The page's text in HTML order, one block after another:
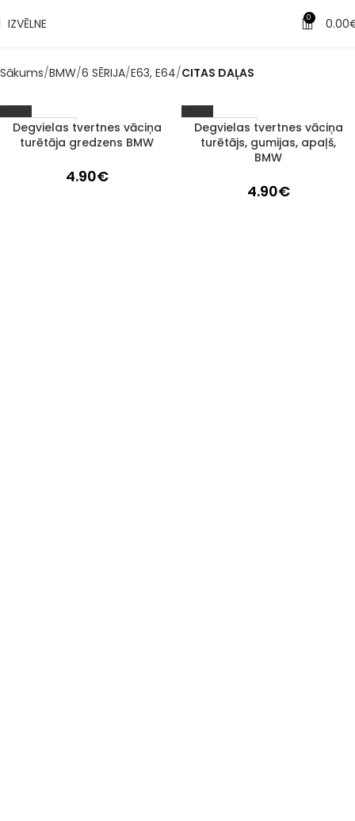
IZVĒLNE 0 0.00
Sākums BMW 6 SĒRIJA E63, E64 CITAS DAĻAS
1–3 d. d.
Degvielas tvertnes vāciņa
turētāja gredzens BMW
4.90€
1–3 d. d.
Degvielas tvertnes vāciņa
turētājs, gumijas, apaļš,
BMW
4.90€